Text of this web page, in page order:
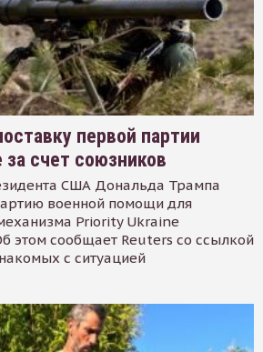
первой партии
счет союзников
США Дональда Трампа
военной помощи для
Priority Ukraine
этом сообщает Reuters со ссылкой
с ситуацией